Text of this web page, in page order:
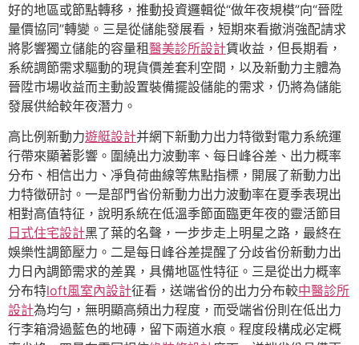
好的地區或節點轉移，推動投資邏輯從“做年夜規模”向“晉陞
量價協同”轉變。三是從儲能發展看，短期來看撤消強配請求
將影響獨立儲能的容量租醫美診所設計賃收益，但長期看，
系統調節需求驅動的現貨價差套利空間，以及新動力主體為
晉陞市場收益而主動設置裝備擺設儲能的需求，仍將為儲能
發展供給較年夜潛力。
高比例新動力遊艇設計并網下新動力出力特徵對電力系統運
行帶來顯著影響。圍繞出力波動率、每日峰谷差、出力概率
分布、相信出力、凈負荷曲線等焦點指標，開展了新動力出
力特徵研討。一是部門省份新動力出力波動率在夏季表現出
相對高值特征，說明系統在低溫季節面臨更年夜的靈活節目
日式住宅設計黑了葉的名聲，一步步走上明星之路，最終在
娛樂性調節壓力。二是每日峰谷差提醒了分歧省份新動力出
力日內調節需求的差異，具備地區性特征。三是從出力概率
分布特loft風室內設計征看，送端省份的出力分布較中醫診所
設計為均勻，無明顯高頻出力程度，而受端省份則在低出力
行李箱滑過藍色的地磚，留下兩道水痕。程度段構成必定概